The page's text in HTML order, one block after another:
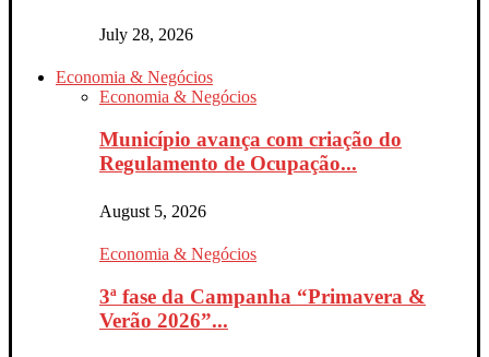
July 28, 2026
Economia & Negócios
Economia & Negócios
Município avança com criação do
Regulamento de Ocupação...
August 5, 2026
Economia & Negócios
3ª fase da Campanha “Primavera &
Verão 2026”...